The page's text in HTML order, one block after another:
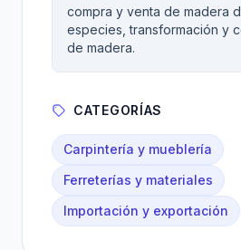
compra y venta de madera
especies, transformación y
de madera.
CATEGORÍAS
Carpintería y mueblería
Ferreterías y materiales
Importación y exportación